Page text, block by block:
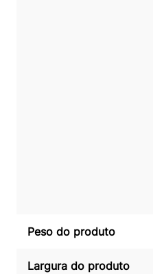
Peso do produto
Largura do produto